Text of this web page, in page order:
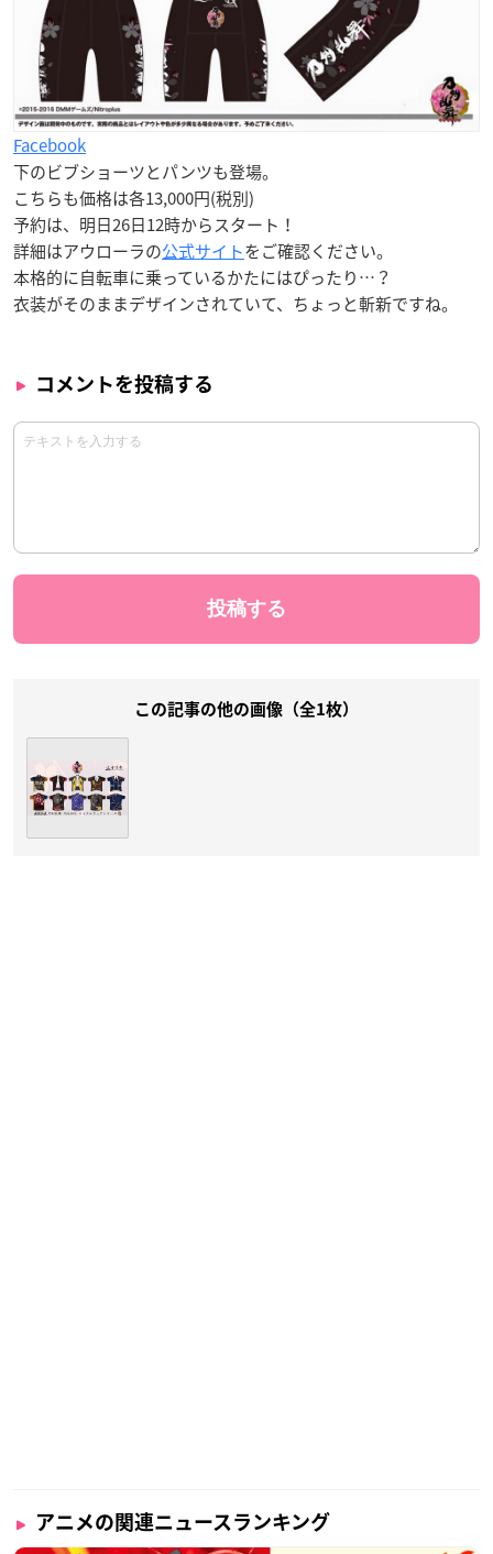
Facebook
下のビブショーツとパンツも登場。
こちらも価格は各13,000円(税別)
予約は、 明日26日12時からスタート！
詳細はアウローラの公式サイトをご確認ください。
本格的に自転車に乗っているかたにはぴったり…？
衣装がそのままデザインされていて、ちょっと斬新ですね。
コメントを投稿する
この記事の他の画像（全1枚）
アニメの関連ニュースランキング